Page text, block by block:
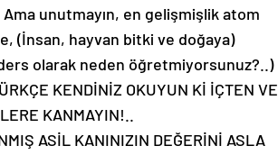
unutmayın, en gelişmişlik atom
(İnsan, hayvan bitki ve doğaya)
olarak neden öğretmiyorsunuz?..)
KENDİNİZ OKUYUN Kİ İÇTEN VE
KANMAYIN!..
ASİL KANINIZIN DEĞERİNİ ASLA